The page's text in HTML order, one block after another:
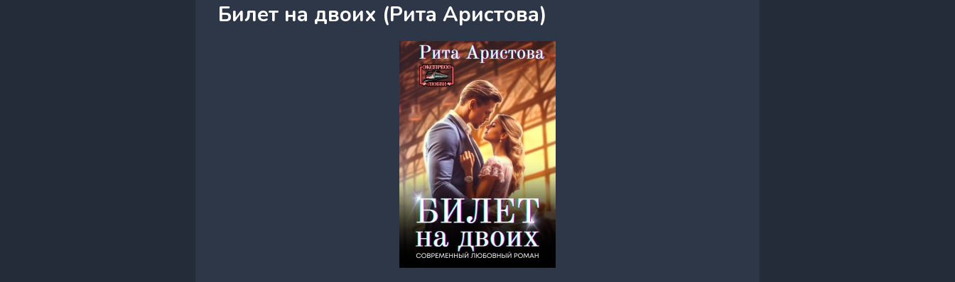
Билет на двоих (Рита Аристова)